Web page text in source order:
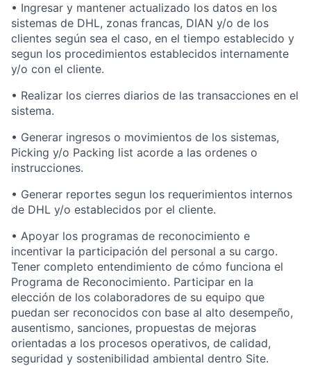
• Ingresar y mantener actualizado los datos en los
sistemas de DHL, zonas francas, DIAN y/o de los
clientes según sea el caso, en el tiempo establecido y
segun los procedimientos establecidos internamente
y/o con el cliente.
• Realizar los cierres diarios de las transacciones en el
sistema.
• Generar ingresos o movimientos de los sistemas,
Picking y/o Packing list acorde a las ordenes o
instrucciones.
• Generar reportes segun los requerimientos internos
de DHL y/o establecidos por el cliente.
• Apoyar los programas de reconocimiento e
incentivar la participación del personal a su cargo.
Tener completo entendimiento de cómo funciona el
Programa de Reconocimiento. Participar en la
elección de los colaboradores de su equipo que
puedan ser reconocidos con base al alto desempeño,
ausentismo, sanciones, propuestas de mejoras
orientadas a los procesos operativos, de calidad,
seguridad y sostenibilidad ambiental dentro Site.